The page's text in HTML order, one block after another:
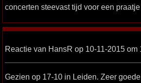
concerten steevast tijd voor een
Reactie van HansR op 10-11-2015 om
Gezien op 17-10 in Leiden. Zeer